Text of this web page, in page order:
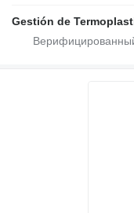
Gestión de